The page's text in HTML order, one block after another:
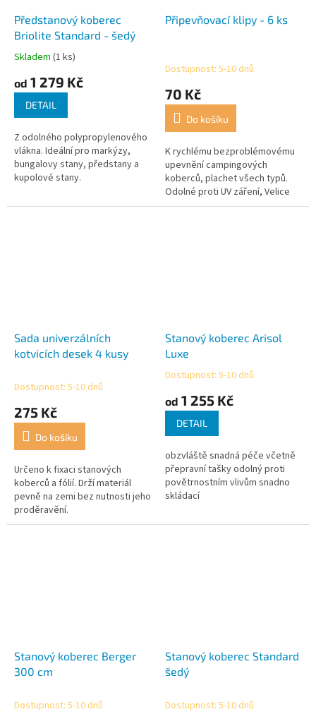
Předstanový koberec
Briolite Standard - šedý
Průměrné
produktu
5
hvězdiček.
Skladem (1 ks)
od 1 279 Kč
DETAIL
Z odolného polypropylenového
vlákna. Ideální pro markýzy,
bungalovy stany, předstany a
kupolové stany.
Připevňovací klipy - 6 ks
Dostupnost: 5-10 dnů
70 Kč
Do košíku
K rychlému bezproblémovému
upevnění campingových
koberců, plachet všech typů.
Odolné proti UV záření, Velice
pevné, jednoduché použití.
Sada univerzálních
kotvicích desek 4 kusy
Dostupnost: 5-10 dnů
275 Kč
Do košíku
Určeno k fixaci stanových
koberců a fólií. Drží materiál
pevně na zemi bez nutnosti jeho
proděravění.
Stanový koberec Arisol
Luxe
Průměrné
produktu
5
hvězdiček.
Dostupnost: 5-10 dnů
od 1 255 Kč
DETAIL
obzvláště snadná péče včetně
přepravní tašky odolný proti
povětrnostním vlivům snadno
skládací
Stanový koberec Berger
300 cm
Dostupnost: 5-10 dnů
Stanový koberec Standard
šedý
Dostupnost: 5-10 dnů